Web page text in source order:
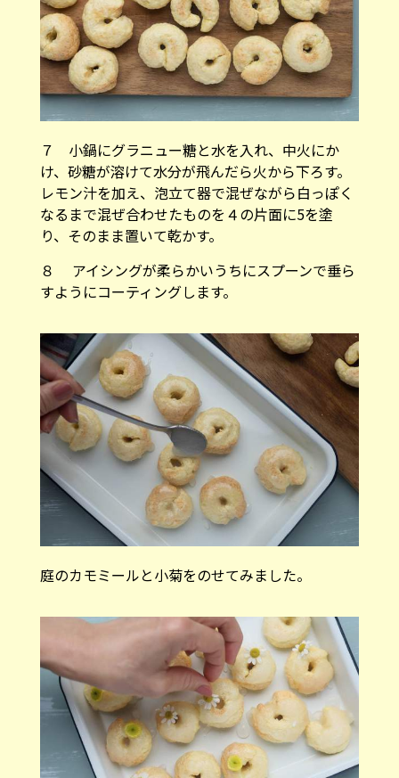
７ 小鍋にグラニュー糖と水を入れ、中火にか
け、砂糖が溶けて水分が飛んだら火から下ろす。
レモン汁を加え、泡立て器で混ぜながら白っぽく
なるまで混ぜ合わせたものを４の片面に5を塗
り、そのまま置いて乾かす。
８ アイシングが柔らかいうちにスプーンで垂ら
すようにコーティングします。
庭のカモミールと小菊をのせてみました。